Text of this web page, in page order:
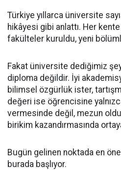
Türkiye yıllarca üniversite
hikâyesi gibi anlattı. Her
fakülteler kuruldu, yeni
Fakat üniversite dediğimiz şey
diploma değildir. İyi
bilimsel özgürlük ister,
değeri ise öğrencisine
vermesinde değil, mezun
birikim kazandırmasında
Bugün gelinen noktada en
burada başlıyor.